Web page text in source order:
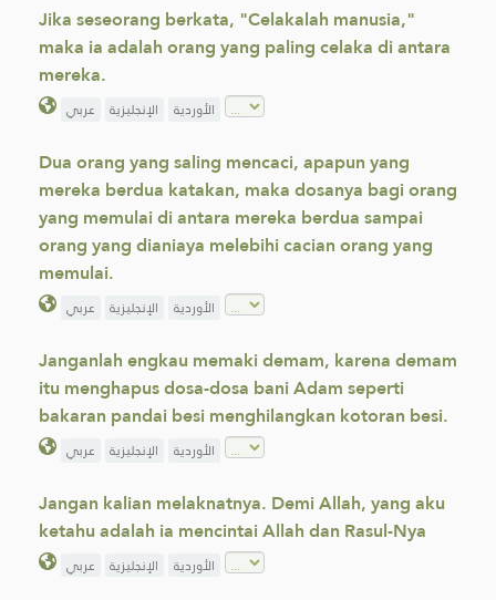
Jika seseorang berkata, "Celakalah manusia,"
maka ia adalah orang yang paling celaka di antara
mereka.
عربي الإنجليزية الأوردية
Dua orang yang saling mencaci, apapun yang
mereka berdua katakan, maka dosanya bagi orang
yang memulai di antara mereka berdua sampai
orang yang dianiaya melebihi cacian orang yang
memulai.
عربي الإنجليزية الأوردية
Janganlah engkau memaki demam, karena demam
itu menghapus dosa-dosa bani Adam seperti
bakaran pandai besi menghilangkan kotoran besi.
عربي الإنجليزية الأوردية
Jangan kalian melaknatnya. Demi Allah, yang aku
ketahu adalah ia mencintai Allah dan Rasul-Nya
عربي الإنجليزية الأوردية